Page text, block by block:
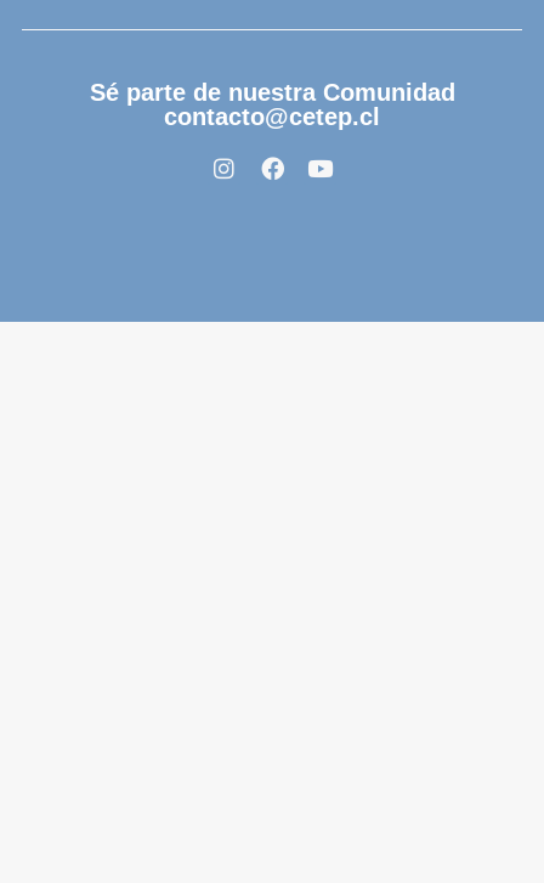
Sé parte de nuestra Comunidad
contacto@cetep.cl